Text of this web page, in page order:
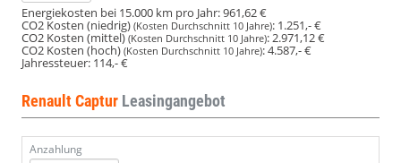
Energiekosten bei 15.000 km pro Jahr:961,62 €
CO2 Kosten (niedrig) (Kosten Durchschnitt 10 Jahre): 1.251,- €
CO2 Kosten (mittel)(Kosten Durchschnitt 10 Jahre):2.971,12 €
CO2 Kosten (hoch) (Kosten Durchschnitt 10 Jahre):4.587,- €
Jahressteuer: 114,- €
Renault Captur Leasingangebot
Anzahlung